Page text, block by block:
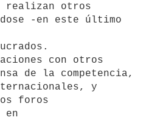
realizan otros
-en este último
con otros
de la competencia,
y
foros
en